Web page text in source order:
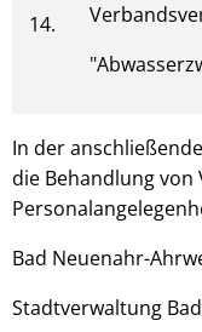
14.
In der
die Behandlung von
Bad Neuenahr-
Stadtverwaltung